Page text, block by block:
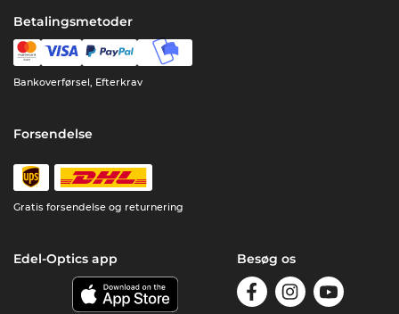
Betalingsmetoder
Bankoverførsel, Efterkrav
Forsendelse
Gratis forsendelse og returnering
Edel-Optics app Besøg os